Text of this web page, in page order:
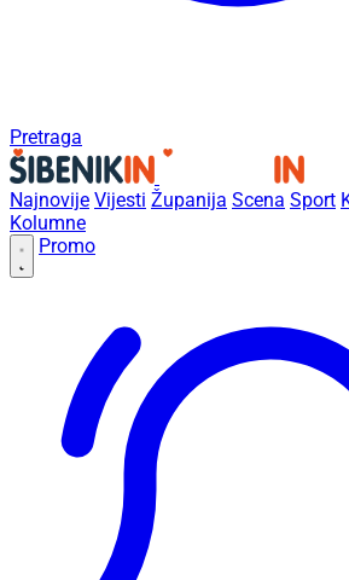
Pretraga
Najnovije Vijesti Županija Scena Sport
Kolumne
Promo